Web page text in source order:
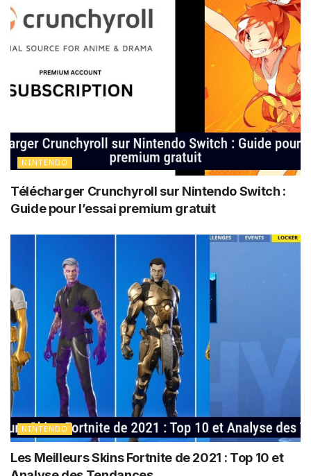
NINTENDO
Télécharger Crunchyroll sur Nintendo Switch :
Guide pour l’essai premium gratuit
NINTENDO
Les Meilleurs Skins Fortnite de 2021 : Top 10 et